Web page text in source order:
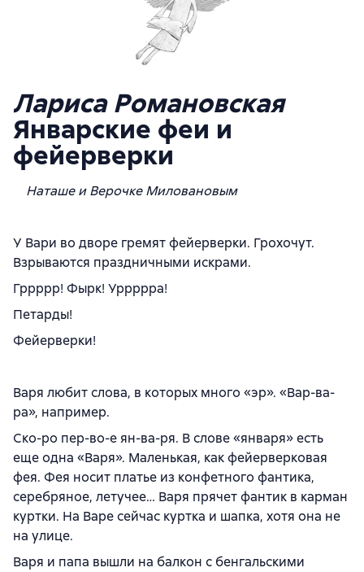
Лариса Романовская
Январские феи и
фейерверки
Наташе и Верочке Миловановым
У Вари во дворе гремят фейерверки. Грохочут.
Взрываются праздничными искрами.
Гррррр! Фырк! Уррррра!
Петарды!
Фейерверки!
Варя любит слова, в которых много «эр». «Вар-ва-
ра», например.
Ско-ро пер-во-е ян-ва-ря. В слове «января» есть
еще одна «Варя». Маленькая, как фейерверковая
фея. Фея носит платье из конфетного фантика,
серебряное, летучее… Варя прячет фантик в карман
куртки. На Варе сейчас куртка и шапка, хотя она не
на улице.
Варя и папа вышли на балкон с бенгальскими